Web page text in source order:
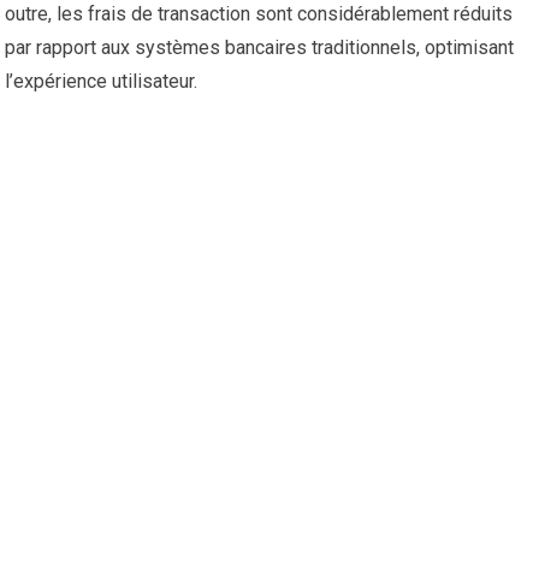
outre, les frais de transaction sont considérablement réduits
par rapport aux systèmes bancaires traditionnels, optimisant
l’expérience utilisateur.